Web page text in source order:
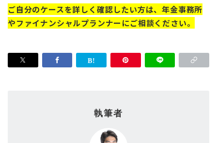
ご自分のケースを詳しく確認したい方は、年金事務所
やファイナンシャルプランナーにご相談ください。
執筆者